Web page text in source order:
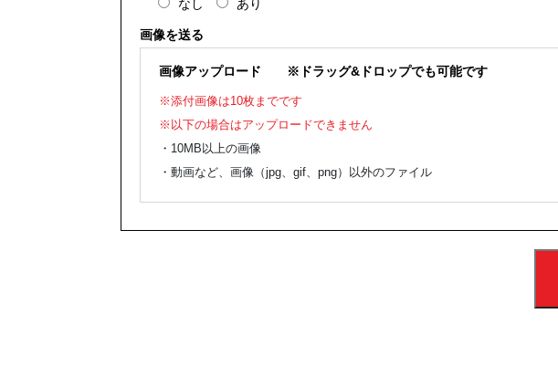
なし
あり
画像を送る
画像アップロード ※ドラッグ&ドロップでも可能です
※添付画像は10枚までです
※以下の場合はアップロードできません
・10MB以上の画像
・動画など、画像（jpg、gif、png）以外のファイル